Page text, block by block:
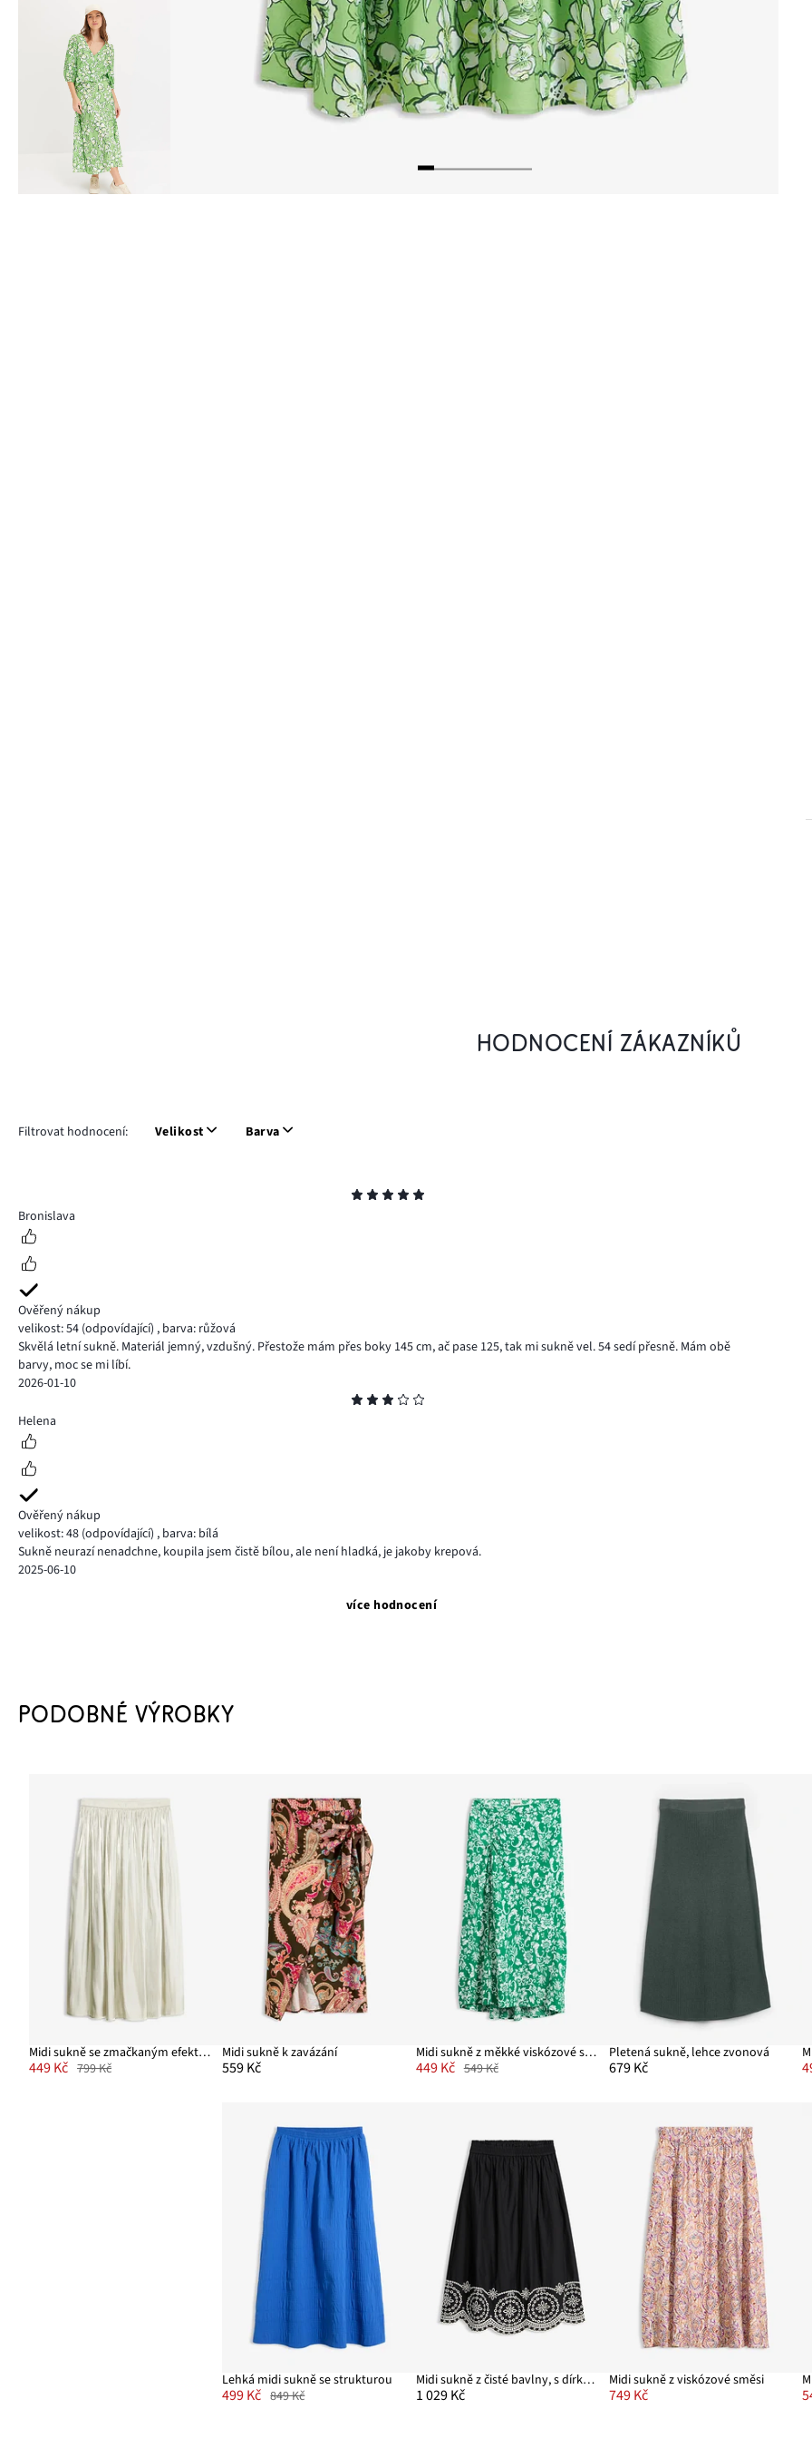
HODNOCENÍ ZÁKAZNÍKŮ
Filtrovat hodnocení: Velikost Barva
5
Bronislava
Ověřený nákup
velikost: 54 (odpovídající) , barva: růžová
Skvělá letní sukně. Materiál jemný, vzdušný. Přestože mám přes boky 145 cm, ač pase 125, tak mi sukně vel. 54 sedí přesně. Mám obě
barvy, moc se mi líbí.
2026-01-10
3
Helena
Ověřený nákup
velikost: 48 (odpovídající) , barva: bílá
Sukně neurazí nenadchne, koupila jsem čistě bílou, ale není hladká, je jakoby krepová.
2025-06-10
více hodnocení
PODOBNÉ VÝROBKY
Midi sukně se zmačkaným efektem
449 Kč 799 Kč
Midi sukně k zavázání
559 Kč
Midi sukně z měkké viskózové směsi
449 Kč 549 Kč
Pletená sukně, lehce zvonová
679 Kč
Lehká midi sukně se strukturou
499 Kč 849 Kč
Midi sukně z čisté bavlny, s dírkovanou výšivkou
1 029 Kč
Midi sukně z viskózové směsi
749 Kč